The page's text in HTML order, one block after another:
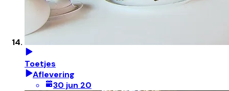
Toetjes
Aflevering
30 jun 20